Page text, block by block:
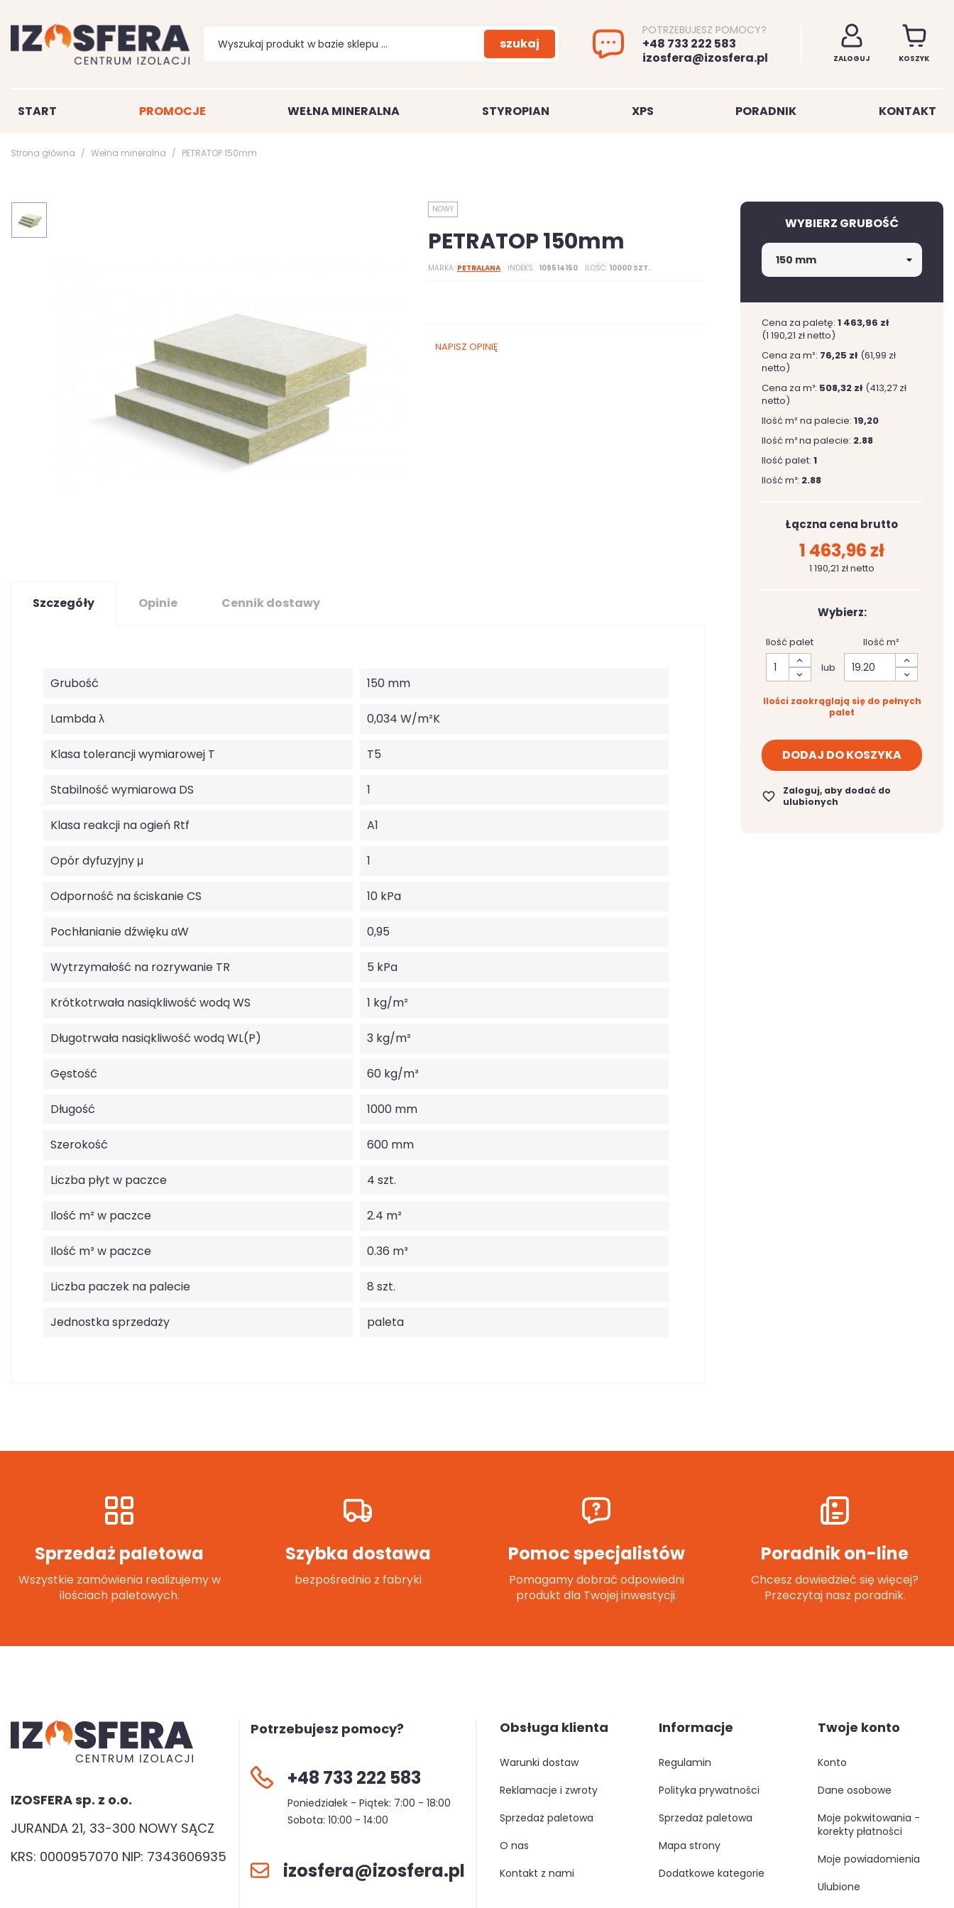
szukaj
POTRZEBUJESZ POMOCY?
+48 733 222 583
izosfera@izosfera.pl
ZALOGUJ KOSZYK
START PROMOCJE WEŁNA MINERALNA STYROPIAN XPS PORADNIK KONTAKT
Strona główna Wełna mineralna PETRATOP 150mm
NOWY
PETRATOP 150mm
MARKA PETRALANA INDEKS 109514150 ILOŚĆ 10000 SZT.
NAPISZ OPINIĘ
Szczegóły Opinie Cennik dostawy
Grubość 150 mm
Lambda λ 0,034 W/m²K
Klasa tolerancji wymiarowej T T5
Stabilność wymiarowa DS 1
Klasa reakcji na ogień Rtf A1
Opór dyfuzyjny μ 1
Odporność na ściskanie CS 10 kPa
Pochłanianie dźwięku αW 0,95
Wytrzymałość na rozrywanie TR 5 kPa
Krótkotrwała nasiąkliwość wodą WS 1 kg/m²
Długotrwała nasiąkliwość wodą WL(P) 3 kg/m²
Gęstość 60 kg/m³
Długość 1000 mm
Szerokość 600 mm
Liczba płyt w paczce 4 szt.
Ilość m² w paczce 2.4 m²
Ilość m³ w paczce 0.36 m³
Liczba paczek na palecie 8 szt.
Jednostka sprzedaży paleta
WYBIERZ GRUBOŚĆ
Cena za paletę: 1 463,96 zł
(1 190,21 zł netto)
Cena za m²: 76,25 zł (61,99 zł
netto)
Cena za m³: 508,32 zł (413,27 zł
netto)
Ilość m² na palecie: 19,20
Ilość m³ na palecie: 2.88
Ilość palet: 1
Ilość m³: 2.88
Łączna cena brutto
1 463,96 zł
1 190,21 zł netto
Wybierz:
Ilość palet
lub
Ilość m²
Ilości zaokrąglają się do pełnych
palet
DODAJ DO KOSZYKA
favorite_border
Zaloguj, aby dodać do
ulubionych
Sprzedaż paletowa
Wszystkie zamówienia realizujemy w
ilościach paletowych.
Szybka dostawa
bezpośrednio z fabryki
Pomoc specjalistów
Pomagamy dobrać odpowiedni
produkt dla Twojej inwestycji.
Poradnik on-line
Chcesz dowiedzieć się więcej?
Przeczytaj nasz poradnik.
IZOSFERA sp. z o.o.
JURANDA 21, 33-300 NOWY SĄCZ
KRS: 0000957070 NIP: 7343606935
Potrzebujesz pomocy?
+48 733 222 583
Poniedziałek - Piątek: 7:00 - 18:00
Sobota: 10:00 - 14:00
izosfera@izosfera.pl
Obsługa klienta
warunki dostaw
reklamacje i zwroty
sprzedaż paletowa
o nas
kontakt z nami
Informacje
regulamin
polityka prywatności
sprzedaż paletowa
mapa strony
dodatkowe kategorie
Twoje konto
konto
dane osobowe
moje pokwitowania -
korekty płatności
moje powiadomienia
ulubione